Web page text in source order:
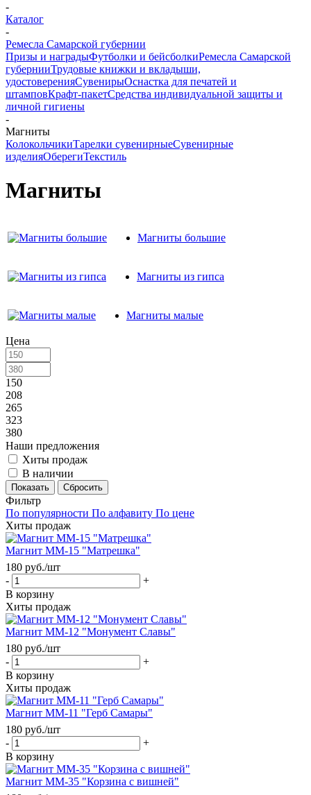
-
Каталог
-
Ремесла Самарской губернии
Призы и наградыФутболки и бейсболкиРемесла Самарской
губернииТрудовые книжки и вкладыши,
удостоверенияСувенирыОснастка для печатей и
штамповКрафт-пакетСредства индивидуальной защиты и
личной гигиены
-
Магниты
КолокольчикиТарелки сувенирныеСувенирные
изделияОберегиТекстиль
Магниты
Магниты большие
Магниты из гипса
Магниты малые
Цена
150
208
265
323
380
Наши предложения
Хиты продаж
В наличии
Сбросить
Фильтр
По популярности По алфавиту По цене
Хиты продаж
Магнит ММ-15 "Матрешка"
180 руб./шт
-
+
В корзину
Хиты продаж
Магнит ММ-12 "Монумент Славы"
180 руб./шт
-
+
В корзину
Хиты продаж
Магнит ММ-11 "Герб Самары"
180 руб./шт
-
+
В корзину
Магнит ММ-35 "Корзина с вишней"